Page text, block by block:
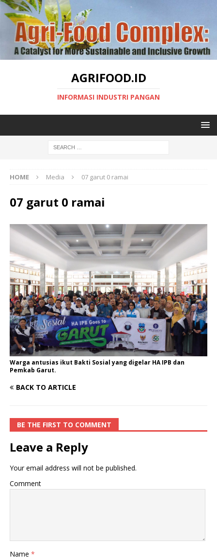
AGRIFOOD.ID
INFORMASI INDUSTRI PANGAN
HOME Media 07 garut 0 ramai
07 garut 0 ramai
Warga antusias ikut Bakti Sosial yang digelar HA IPB dan
Pemkab Garut.
BACK TO ARTICLE
BE THE FIRST TO COMMENT
Leave a Reply
Your email address will not be published.
Comment
Name *